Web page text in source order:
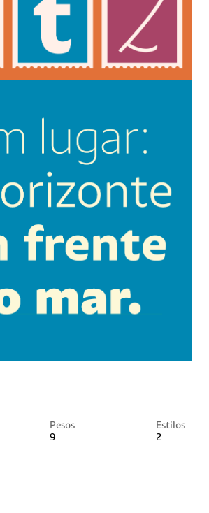
Pesos
9
Estilos
2